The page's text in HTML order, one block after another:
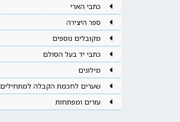
כתבי הארי
ספר היצירה
מקובלים נוספים
כתבי יד בעל הסולם
מילונים
שערים לחכמת הקבלה למתחילים
עזרים ומפתחות